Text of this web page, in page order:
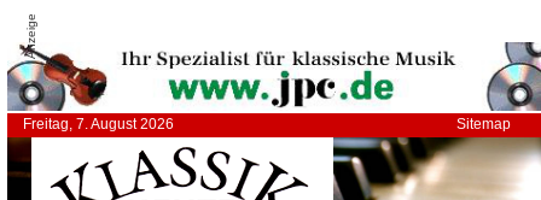
Anzeige
Freitag, 7. August 2026 Sitemap